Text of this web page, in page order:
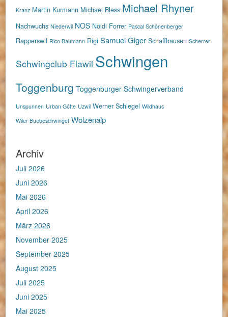
Kranz Martin Kurmann Michael Bless Michael Rhyner
Nachwuchs Niederwil NOS Nöldi Forrer Pascal Schönenberger
Rapperswil Rico Baumann Rigi Samuel Giger Schaffhausen Scherrer
Schwingclub Flawil Schwingen
Toggenburg Toggenburger Schwingerverband
Unspunnen Urban Götte Uzwil Werner Schlegel Wildhaus
Wiler Buebeschwinget Wolzenalp
Archiv
Juli 2026
Juni 2026
Mai 2026
April 2026
März 2026
November 2025
September 2025
August 2025
Juli 2025
Juni 2025
Mai 2025